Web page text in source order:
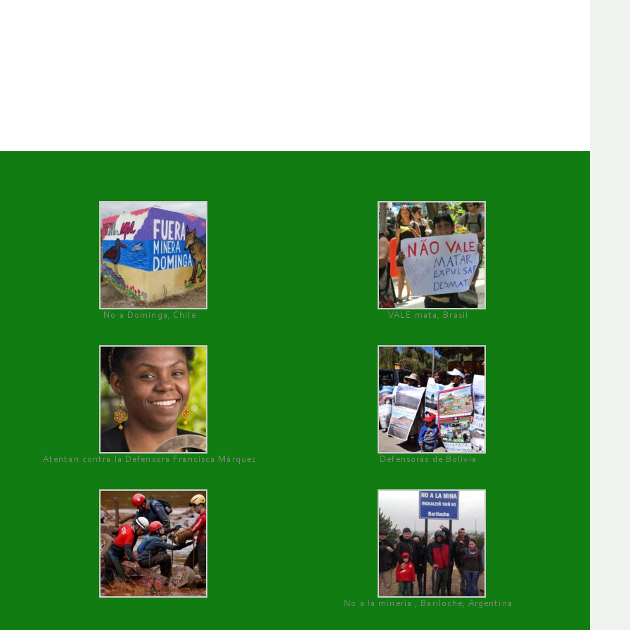
No a Dominga, Chile
VALE mata, Brasil
Atentan contra la Defensora Francisca Márquez Defensoras de Bolivia
No a la minería , Bariloche, Argentina